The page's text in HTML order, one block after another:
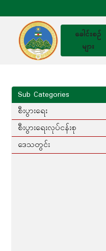
ခေါင်းစဥ်
များ
Sub Categories
စီးပွားရေး
စီးပွားရေးလုပ်ငန်းစု
ဒေသတွင်း